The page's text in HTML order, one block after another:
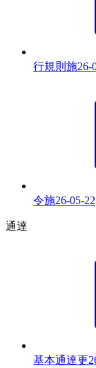
行規則 施26-
令施26-05-22
通達
基本通達更